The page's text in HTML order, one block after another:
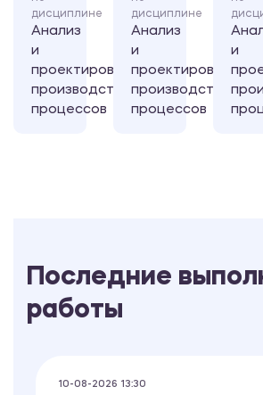
дисциплине
Анализ
и
проектирование
производственных
процессов
дисциплине
Анализ
и
проектирование
производственных
процессов
и
Последние
работы
10-08-2026 13:30